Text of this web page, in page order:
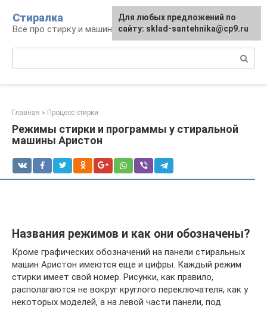
контенту
Стиралка
Всё про стирку и машинки
Главная » Процесс стирки
Режимы стирки и программы у стиральной
машины Аристон
Названия режимов и как они обозначены?
Кроме графических обозначений на панели стиральных
машин Аристон имеются еще и цифры. Каждый режим
стирки имеет свой номер. Рисунки, как правило,
располагаются не вокруг круглого переключателя, как у
некоторых моделей, а на левой части панели, под
Для любых предложений по
сайту: sklad-santehnika@cp9.ru